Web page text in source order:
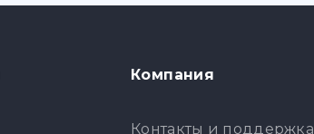
Компания
Контакты и поддержка